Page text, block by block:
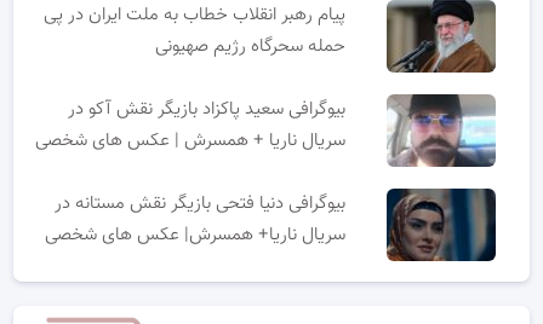
پیام رهبر انقلاب خطاب به ملت ایران در پی
حمله سحرگاه رژیم صهیونی
بیوگرافی سعید پاکزاد بازیگر نقش آکو در
سریال ناریا + همسرش | عکس های شخصی
بیوگرافی دنیا فتحی بازیگر نقش مستانه در
سریال ناریا+ همسرش| عکس های شخصی